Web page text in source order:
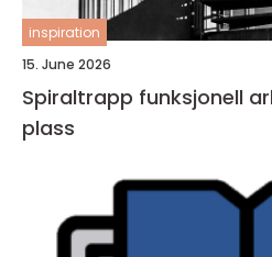
inspiration
15. June 2026
Spiraltrapp funksjonell arkitektur på liten
plass